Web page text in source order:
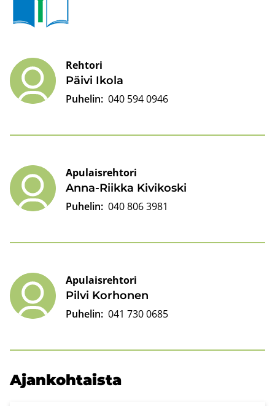
Päivi Ikola
Rehtori
Puhelin: 040 594 0946
Anna-​Riikka Ki­vi­kos­ki
Apulaisrehtori
Puhelin: 040 806 3981
Pilvi Kor­ho­nen
Apulaisrehtori
Puhelin: 041 730 0685
Ajan­koh­tais­ta